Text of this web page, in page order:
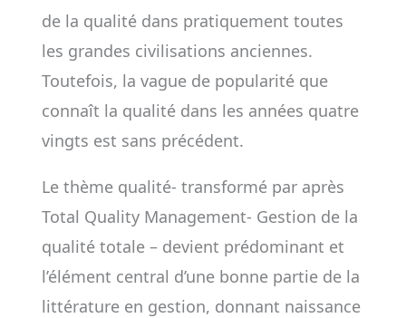
de la qualité dans pratiquement toutes
les grandes civilisations anciennes.
Toutefois, la vague de popularité que
connaît la qualité dans les années quatre
vingts est sans précédent.
Le thème qualité- transformé par après
Total Quality Management- Gestion de la
qualité totale – devient prédominant et
l’élément central d’une bonne partie de la
littérature en gestion, donnant naissance